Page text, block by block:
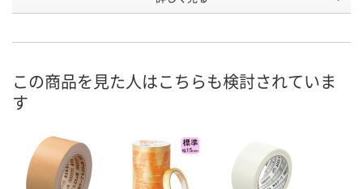
数量 数量
この商品を見た人はこちらも検討されていま
す